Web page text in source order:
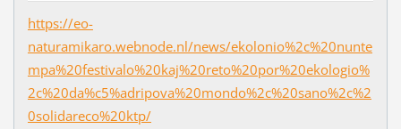
https://eo-
naturamikaro.webnode.nl/news/ekolonio%2c%20nunte
mpa%20festivalo%20kaj%20reto%20por%20ekologio%
2c%20da%c5%adripova%20mondo%2c%20sano%2c%2
0solidareco%20ktp/